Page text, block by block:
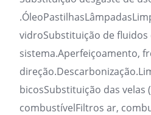
vidroSubstituição de fluidos
sistema.Aperfeiçoamento,
bicosSubstituição das velas
combustívelFiltros ar,